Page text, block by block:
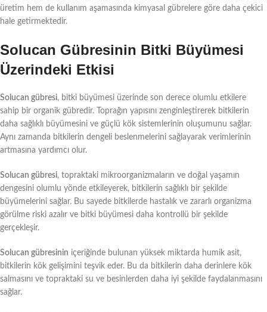
üretim hem de kullanım aşamasında kimyasal gübrelere göre daha çekici
hale getirmektedir.
Solucan Gübresinin Bitki Büyümesi
Üzerindeki Etkisi
Solucan gübresi, bitki büyümesi üzerinde son derece olumlu etkilere
sahip bir organik gübredir. Toprağın yapısını zenginleştirerek bitkilerin
daha sağlıklı büyümesini ve güçlü kök sistemlerinin oluşumunu sağlar.
Aynı zamanda bitkilerin dengeli beslenmelerini sağlayarak verimlerinin
artmasına yardımcı olur.
Solucan gübresi, topraktaki mikroorganizmaların ve doğal yaşamın
dengesini olumlu yönde etkileyerek, bitkilerin sağlıklı bir şekilde
büyümelerini sağlar. Bu sayede bitkilerde hastalık ve zararlı organizma
görülme riski azalır ve bitki büyümesi daha kontrollü bir şekilde
gerçekleşir.
Solucan gübresinin içeriğinde bulunan yüksek miktarda humik asit,
bitkilerin kök gelişimini teşvik eder. Bu da bitkilerin daha derinlere kök
salmasını ve topraktaki su ve besinlerden daha iyi şekilde faydalanmasını
sağlar.